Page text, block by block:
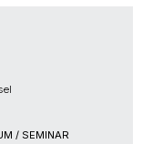
/ SEMINAR